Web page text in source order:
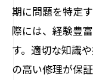
期に問題を特定
際には、経験豊
す。適切な知識
の高い修理が保